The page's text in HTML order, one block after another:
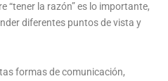
“tener la razón” es lo importante,
diferentes puntos de vista y
formas de comunicación,